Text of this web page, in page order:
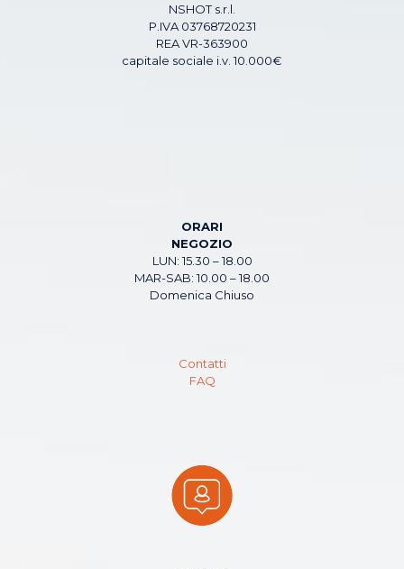
NSHOT s.r.l.
P.IVA 03768720231
REA VR-363900
capitale sociale i.v. 10.000€
ORARI
NEGOZIO
LUN: 15.30 – 18.00
MAR-SAB: 10.00 – 18.00
Domenica Chiuso
Contatti
FAQ